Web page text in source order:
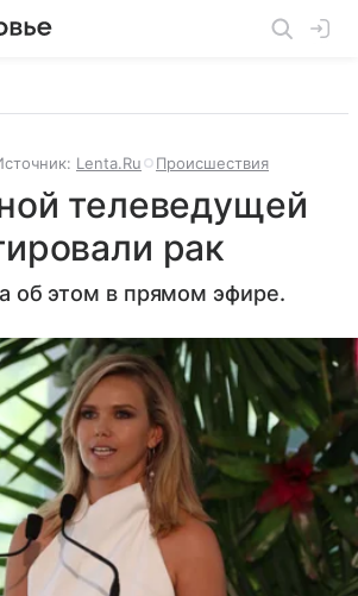
Lenta.Ru Происшествия
телеведущей
рак
об этом в прямом эфире.